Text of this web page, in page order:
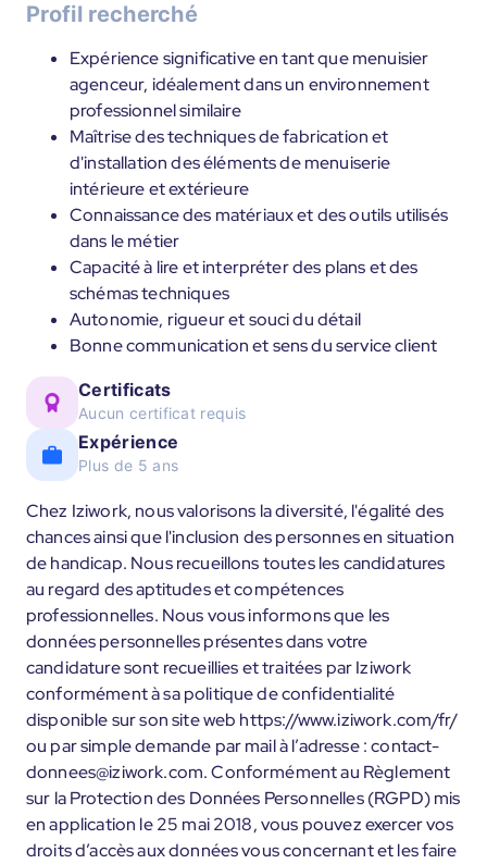
Profil recherché
Expérience significative en tant que menuisier
agenceur, idéalement dans un environnement
professionnel similaire
Maîtrise des techniques de fabrication et
d'installation des éléments de menuiserie
intérieure et extérieure
Connaissance des matériaux et des outils utilisés
dans le métier
Capacité à lire et interpréter des plans et des
schémas techniques
Autonomie, rigueur et souci du détail
Bonne communication et sens du service client
Certificats
Aucun certificat requis
Expérience
Plus de 5 ans
Chez Iziwork, nous valorisons la diversité, l'égalité des
chances ainsi que l'inclusion des personnes en situation
de handicap. Nous recueillons toutes les candidatures
au regard des aptitudes et compétences
professionnelles. Nous vous informons que les
données personnelles présentes dans votre
candidature sont recueillies et traitées par Iziwork
conformément à sa politique de confidentialité
disponible sur son site web https://www.iziwork.com/fr/
ou par simple demande par mail à l’adresse : contact-
donnees@iziwork.com. Conformément au Règlement
sur la Protection des Données Personnelles (RGPD) mis
en application le 25 mai 2018, vous pouvez exercer vos
droits d’accès aux données vous concernant et les faire